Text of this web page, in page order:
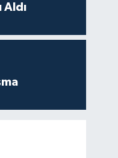
Aldı